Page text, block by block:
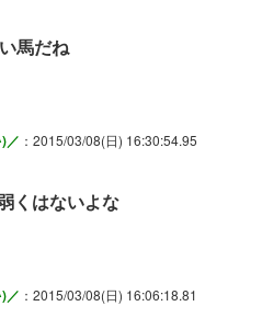
馬だね
／ ：2015/03/08(日) 16:30:54.95
くはないよな
／ ：2015/03/08(日) 16:06:18.81